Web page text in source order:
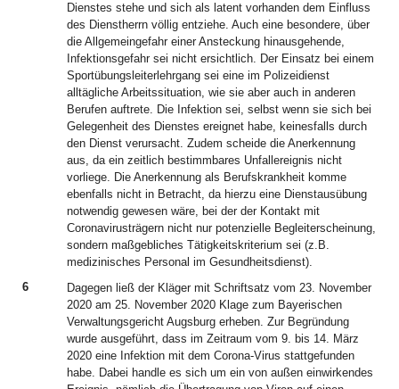
Dienstes stehe und sich als latent vorhanden dem Einfluss
des Dienstherrn völlig entziehe. Auch eine besondere, über
die Allgemeingefahr einer Ansteckung hinausgehende,
Infektionsgefahr sei nicht ersichtlich. Der Einsatz bei einem
Sportübungsleiterlehrgang sei eine im Polizeidienst
alltägliche Arbeitssituation, wie sie aber auch in anderen
Berufen auftrete. Die Infektion sei, selbst wenn sie sich bei
Gelegenheit des Dienstes ereignet habe, keinesfalls durch
den Dienst verursacht. Zudem scheide die Anerkennung
aus, da ein zeitlich bestimmbares Unfallereignis nicht
vorliege. Die Anerkennung als Berufskrankheit komme
ebenfalls nicht in Betracht, da hierzu eine Dienstausübung
notwendig gewesen wäre, bei der der Kontakt mit
Coronavirusträgern nicht nur potenzielle Begleiterscheinung,
sondern maßgebliches Tätigkeitskriterium sei (z.B.
medizinisches Personal im Gesundheitsdienst).
6
Dagegen ließ der Kläger mit Schriftsatz vom 23. November
2020 am 25. November 2020 Klage zum Bayerischen
Verwaltungsgericht Augsburg erheben. Zur Begründung
wurde ausgeführt, dass im Zeitraum vom 9. bis 14. März
2020 eine Infektion mit dem Corona-Virus stattgefunden
habe. Dabei handle es sich um ein von außen einwirkendes